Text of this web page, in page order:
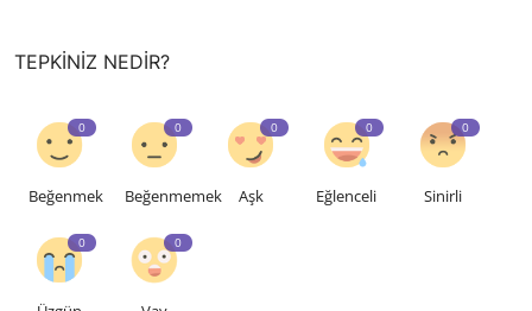
TEPKINIZ NEDIR?
0
Beğenmek
0
Beğenmemek
0
Aşk
0
Eğlenceli
0
Sinirli
0 0